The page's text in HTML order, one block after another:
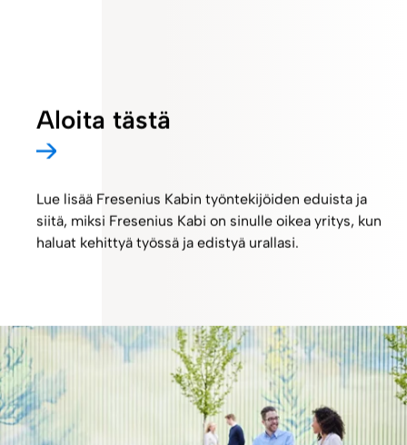
Aloita tästä
Lue lisää Fresenius Kabin työntekijöiden eduista ja
siitä, miksi Fresenius Kabi on sinulle oikea yritys, kun
haluat kehittyä työssä ja edistyä urallasi.